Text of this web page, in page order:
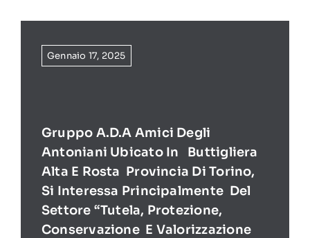
Gennaio 17, 2025
Gruppo A.D.A Amici Degli
Antoniani Ubicato In Buttigliera
Alta E Rosta Provincia Di Torino,
Si Interessa Principalmente Del
Settore “Tutela, Protezione,
Conservazione E Valorizzazione